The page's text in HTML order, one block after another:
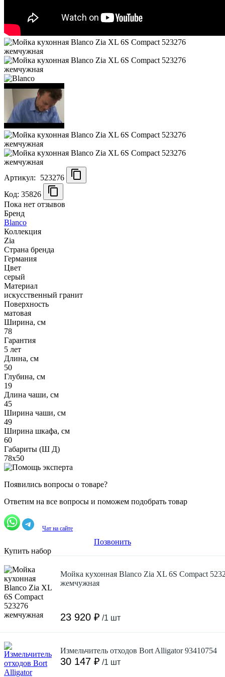
Артикул:
523276
Код: 35826
Пока нет отзывов
Бренд
Blanco
Коллекция
Zia
Страна бренда
Германия
Цвет
серый
Материал
искусственный гранит
Поверхность
матовая
Ширина, см
78
Гарантия
5 лет
Длина, см
50
Глубина, см
19
Длина чаши, см
45
Ширина чаши, см
49
Ширина шкафа, см
60
Габариты (Ш Д)
78х50
Появились вопросы о товаре?
Ответим на все вопросы и поможем подобрать товар
Чат на сайте
Позвонить
Купить набор
Мойка кухонная Blanco Zia XL 6S Compact
жемчужная
23 920 ₽ /1 шт
Измельчитель отходов Bort Alligator 93410754
30 147 ₽ /1 шт